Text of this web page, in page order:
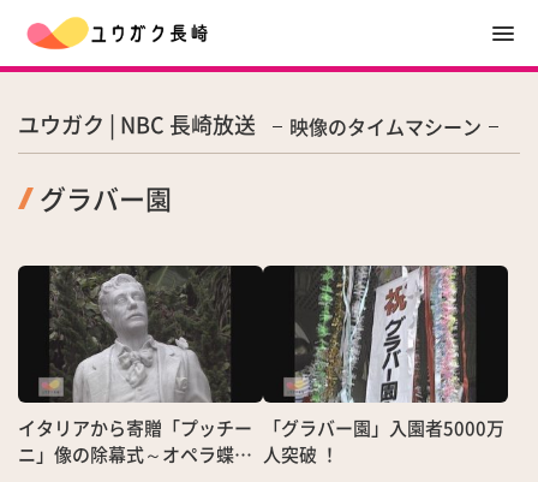
ユウガク | NBC 長崎放送 映像のタイムマシーン
グラバー園
イタリアから寄贈「プッチー
ニ」像の除幕式～オペラ蝶々
「グラバー園」入園者5000万
人突破 ！